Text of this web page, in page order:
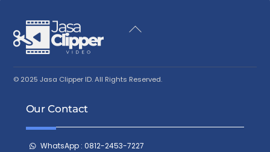
Back
© 2025 Jasa Clipper ID. All Rights Reserved.
Our Contact
WhatsApp : 0812-2453-7227